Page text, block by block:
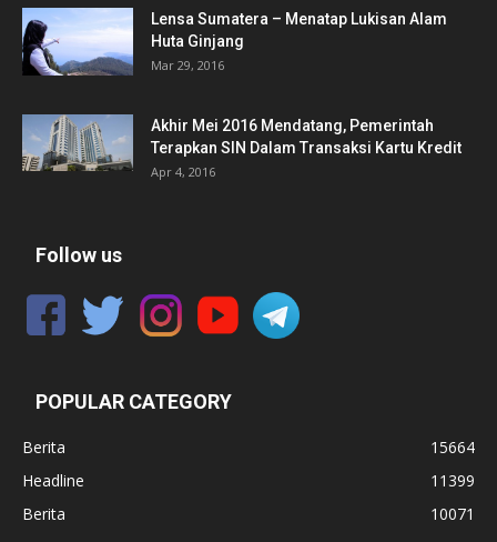
Lensa Sumatera – Menatap Lukisan Alam
Huta Ginjang
Mar 29, 2016
Akhir Mei 2016 Mendatang, Pemerintah
Terapkan SIN Dalam Transaksi Kartu Kredit
Apr 4, 2016
Follow us
POPULAR CATEGORY
Berita
15664
Headline
11399
Berita
10071